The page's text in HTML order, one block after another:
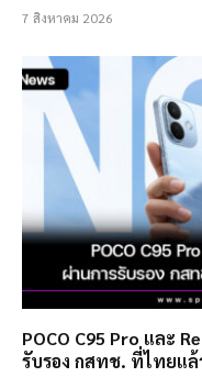
7 สิงหาคม 2026
POCO C95 Pro และ
รับรอง กสทช. ที่ไทยแล้